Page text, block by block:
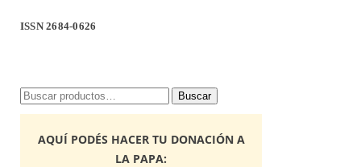
ISSN 2684-0626
Buscar
por:
Buscar
AQUÍ PODÉS HACER TU DONACIÓN A
LA PAPA: